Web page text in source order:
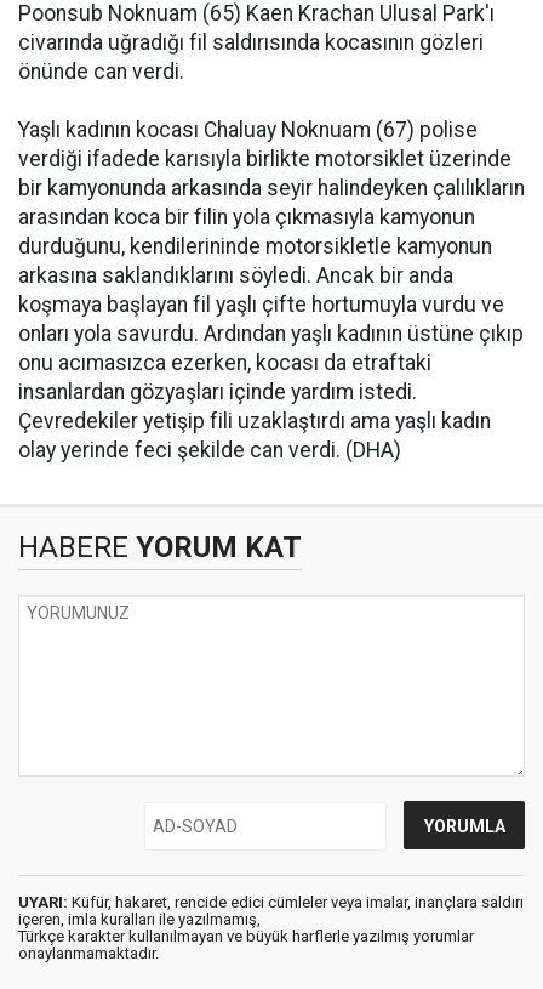
Poonsub Noknuam (65) Kaen Krachan Ulusal Park'ı
civarında uğradığı fil saldırısında kocasının gözleri
önünde can verdi.
Yaşlı kadının kocası Chaluay Noknuam (67) polise
verdiği ifadede karısıyla birlikte motorsiklet üzerinde
bir kamyonunda arkasında seyir halindeyken çalılıkların
arasından koca bir filin yola çıkmasıyla kamyonun
durduğunu, kendilerininde motorsikletle kamyonun
arkasına saklandıklarını söyledi. Ancak bir anda
koşmaya başlayan fil yaşlı çifte hortumuyla vurdu ve
onları yola savurdu. Ardından yaşlı kadının üstüne çıkıp
onu acımasızca ezerken, kocası da etraftaki
insanlardan gözyaşları içinde yardım istedi.
Çevredekiler yetişip fili uzaklaştırdı ama yaşlı kadın
olay yerinde feci şekilde can verdi. (DHA)
HABERE YORUM KAT
UYARI: Küfür, hakaret, rencide edici cümleler veya imalar, inançlara saldırı
içeren, imla kuralları ile yazılmamış,
Türkçe karakter kullanılmayan ve büyük harflerle yazılmış yorumlar
onaylanmamaktadır.